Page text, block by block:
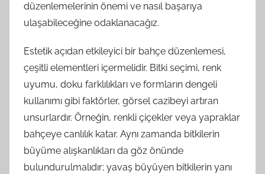
düzenlemelerinin önemi ve nasıl başarıya
ulaşabileceğine odaklanacağız.
Estetik açıdan etkileyici bir bahçe düzenlemesi,
çeşitli elementleri içermelidir. Bitki seçimi, renk
uyumu, doku farklılıkları ve formların dengeli
kullanımı gibi faktörler, görsel cazibeyi artıran
unsurlardır. Örneğin, renkli çiçekler veya yapraklar
bahçeye canlılık katar. Aynı zamanda bitkilerin
büyüme alışkanlıkları da göz önünde
bulundurulmalıdır; yavaş büyüyen bitkilerin yanı